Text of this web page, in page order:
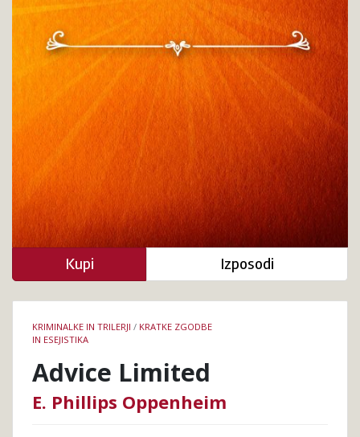
knjige
KRIMINALKE IN TRILERJI / KRATKE ZGODBE
IN ESEJISTIKA
Advice Limited
E. Phillips Oppenheim
Kupi Izposodi